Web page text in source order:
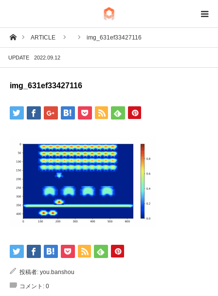
ホームARTICLE img_631ef33427116
UPDATE 2022.09.12
img_631ef33427116
投稿者: you.banshou
コメント: 0
BIM
IoT